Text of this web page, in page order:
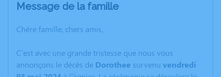
Message de la famille
Chère famille, chers amis,
C'est avec une grande tristesse que nous vous
annonçons le décès de Dorothee survenu vendredi